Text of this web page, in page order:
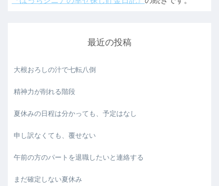
最近の投稿
大根おろしの汁で七転八倒
精神力が削れる階段
夏休みの日程は分かっても、予定はなし
申し訳なくても、覆せない
午前の方のパートを退職したいと連絡する
まだ確定しない夏休み